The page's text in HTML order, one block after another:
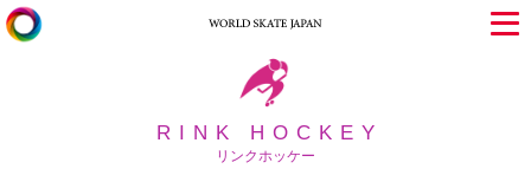
RINK HOCKEY
リンクホッケー